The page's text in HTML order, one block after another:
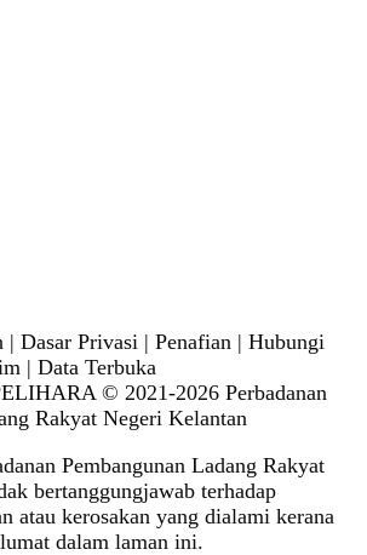
| Dasar Privasi | Penafian | Hubungi
| Data Terbuka
© 2021-2026 Perbadanan
Rakyat Negeri Kelantan
Pembangunan Ladang Rakyat
bertanggungjawab terhadap
atau kerosakan yang dialami kerana
dalam laman ini.